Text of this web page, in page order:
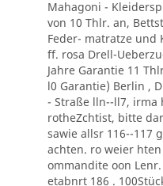
Mahagoni -
von 10 Thlr. an,
Feder- matratze und
ff. rosa Drell-
Jahre Garantie 11
l0 Garantie) Berlin ,
- Straße lln--ll7, irma
rotheZchtist, bitte
sawie allsr 116--117
achten. ro weier hten
ommandite oon
etabnrt 186 .